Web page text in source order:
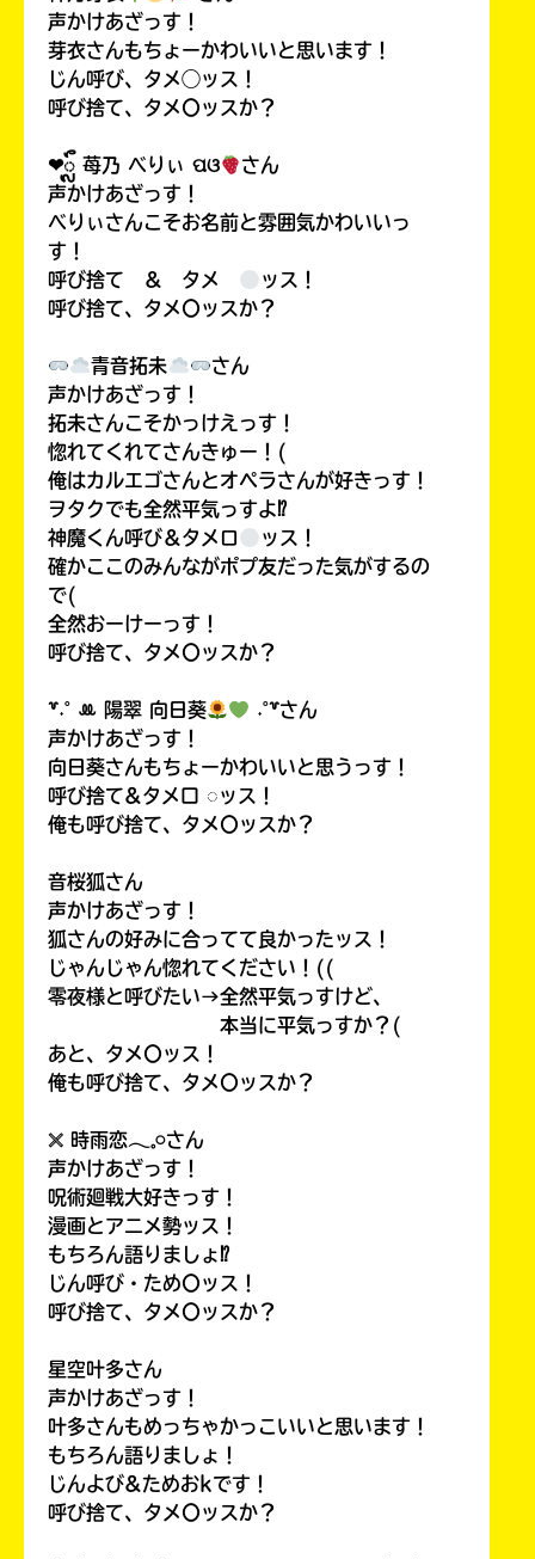
声かけあざっす！
芽衣さんもちょーかわいいと思います！
じん呼び、タメ◯ッス！
呼び捨て、タメ〇ッスか？
❤︎ᬼ 苺乃 べりぃ ପଓ
さん
声かけあざっす！
べりぃさんこそお名前と雰囲気かわいいっ
す！
呼び捨て ＆ タメ
ッス！
呼び捨て、タメ〇ッスか？
青音拓未
さん
声かけあざっす！
拓未さんこそかっけえっす！
惚れてくれてさんきゅー！(
俺はカルエゴさんとオペラさんが好きっす！
ヲタクでも全然平気っすよ⁉
神魔くん呼び＆タメロ
ッス！
確かここのみんながポプ友だった気がするの
で(
全然おーけーっす！
呼び捨て、タメ〇ッスか？
꒷˖˚ ꔛ‬ 陽翠 向日葵
˖˚꒷さん
声かけあざっす！
向日葵さんもちょーかわいいと思うっす！
呼び捨て&タメ口 ◌ッス！
俺も呼び捨て、タメ〇ッスか？
音桜狐さん
声かけあざっす！
狐さんの好みに合ってて良かったッス！
じゃんじゃん惚れてください！((
零夜様と呼びたい→全然平気っすけど、
本当に平気っすか？(
あと、タメ〇ッス！
俺も呼び捨て、タメ〇ッスか？
𓏴 時雨恋𓂃𓈒𓏸さん
声かけあざっす！
呪術廻戦大好きっす！
漫画とアニメ勢ッス！
もちろん語りましょ⁉
じん呼び・ため〇ッス！
呼び捨て、タメ〇ッスか？
星空叶多さん
声かけあざっす！
叶多さんもめっちゃかっこいいと思います！
もちろん語りましょ！
じんよび&ためおkです！
呼び捨て、タメ〇ッスか？